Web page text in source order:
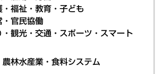
・福祉・教育・子ども
・官民協働
・観光・交通・スポーツ・スマート
農林水産業・食料システム